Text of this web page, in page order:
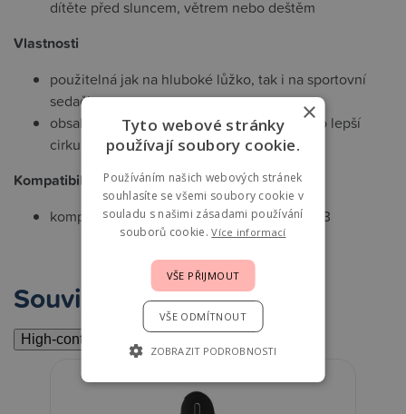
dítěte před sluncem, větrem nebo deštěm
Vlastnosti
použitelná jak na hluboké lůžko, tak i na sportovní
sedačku
obsahuje odvětrávací okénko Peekaboo pro lepší
cirkulaci vzduchu
Kompatibilita
kompatibilní s modely kočárků Fox 5 a Fox 3
Související
High-contrast mode
×
Tyto webové stránky
používají soubory cookie.
Používáním našich webových stránek
souhlasíte se všemi soubory cookie v
souladu s našimi zásadami používání
souborů cookie.Více informací
VŠE PŘIJMOUT
VŠE ODMÍTNOUT
ZOBRAZIT PODROBNOSTI